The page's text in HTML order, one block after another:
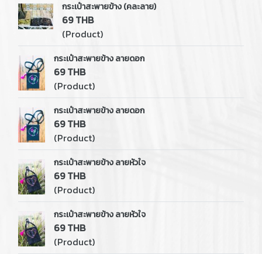
กระเป๋าสะพายข้าง (คละลาย)
69 THB
(Product)
กระเป๋าสะพายข้าง ลายดอก
69 THB
(Product)
กระเป๋าสะพายข้าง ลายดอก
69 THB
(Product)
กระเป๋าสะพายข้าง ลายหัวใจ
69 THB
(Product)
กระเป๋าสะพายข้าง ลายหัวใจ
69 THB
(Product)